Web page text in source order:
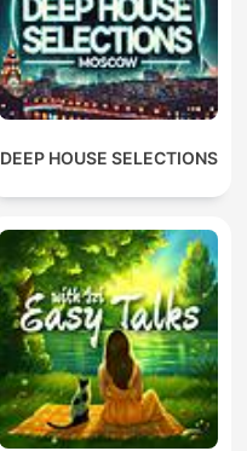
DEEP HOUSE SELECTIONS